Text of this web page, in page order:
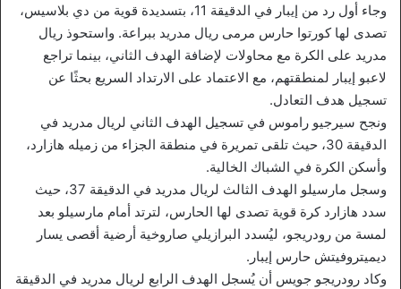
وجاء أول رد من إيبار في الدقيقة 11، بتسديدة قوية من دي بلاسيس،
تصدى لها كورتوا حارس مرمى ريال مدريد ببراعة. واستحوذ ريال
مدريد على الكرة مع محاولات لإضافة الهدف الثاني، بينما تراجع
لاعبو إيبار لمنطقتهم، مع الاعتماد على الارتداد السريع بحثًا عن
تسجيل هدف التعادل.
ونجح سيرجيو راموس في تسجيل الهدف الثاني لريال مدريد في
الدقيقة 30، حيث تلقى تمريرة في منطقة الجزاء من زميله هازارد،
وأسكن الكرة في الشباك الخالية.
وسجل مارسيلو الهدف الثالث لريال مدريد في الدقيقة 37، حيث
سدد هازارد كرة قوية تصدى لها الحارس، لترتد أمام مارسيلو بعد
لمسة من رودريجو، ليُسدد البرازيلي صاروخية أرضية أقصى يسار
ديميتروفيتش حارس إيبار.
وكاد رودريجو جويس أن يُسجل الهدف الرابع لريال مدريد في الدقيقة